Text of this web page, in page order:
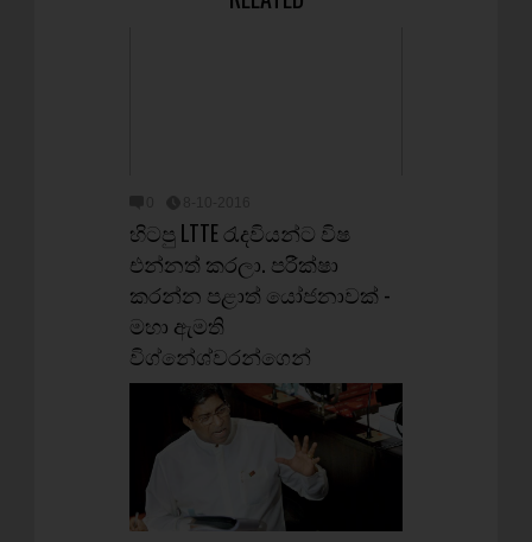
හිටපු LTTE රැදවියන්ට විෂ
එන්නත් කරලා. පරීක්ෂා
කරන්න පළාත් යෝජනාවක් -
මහා ඇමති
විග්නේශ්වරන්ගෙන්